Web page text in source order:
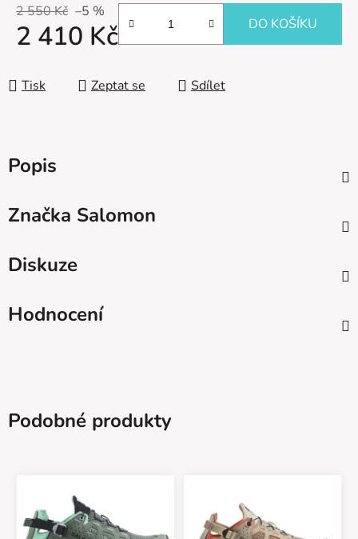
2 550 Kč –5 %
2 410 Kč DO KOŠÍKU
Tisk Zeptat se Sdílet
Popis
Značka Salomon
Diskuze
Hodnocení
Podobné produkty